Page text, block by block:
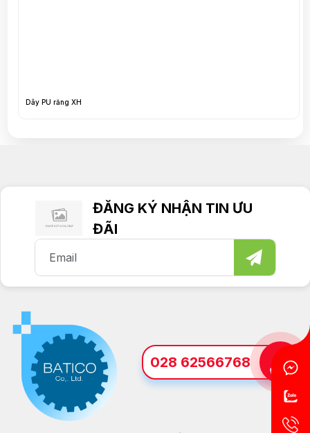
Dây PU răng XH
ĐĂNG KÝ NHẬN TIN ƯU
ĐÃI
028 62566768